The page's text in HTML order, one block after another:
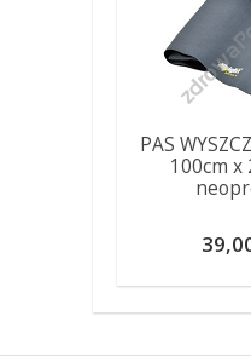
PAS
100cm x